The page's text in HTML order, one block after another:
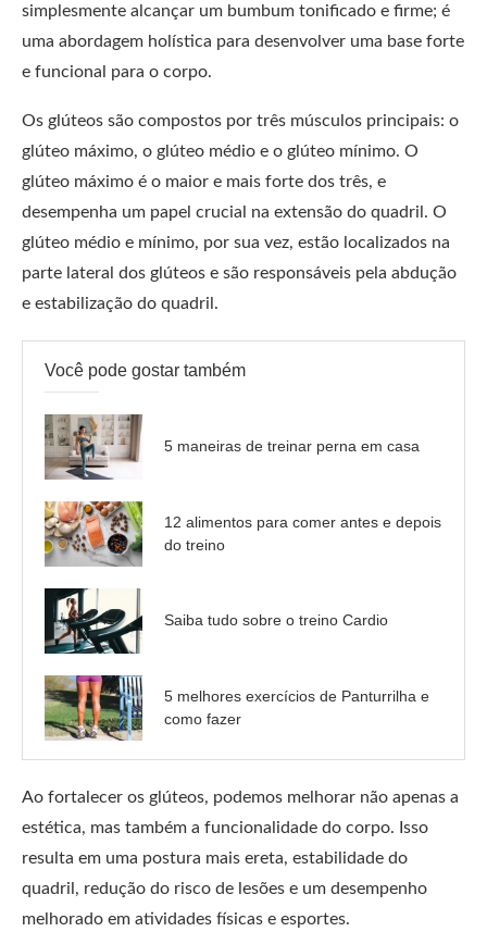
simplesmente alcançar um bumbum tonificado e firme; é
uma abordagem holística para desenvolver uma base forte
e funcional para o corpo.
Os glúteos são compostos por três músculos principais: o
glúteo máximo, o glúteo médio e o glúteo mínimo. O
glúteo máximo é o maior e mais forte dos três, e
desempenha um papel crucial na extensão do quadril. O
glúteo médio e mínimo, por sua vez, estão localizados na
parte lateral dos glúteos e são responsáveis pela abdução
e estabilização do quadril.
Você pode gostar também
5 maneiras de treinar perna em casa
12 alimentos para comer antes e depois
do treino
Saiba tudo sobre o treino Cardio
5 melhores exercícios de Panturrilha e
como fazer
Ao fortalecer os glúteos, podemos melhorar não apenas a
estética, mas também a funcionalidade do corpo. Isso
resulta em uma postura mais ereta, estabilidade do
quadril, redução do risco de lesões e um desempenho
melhorado em atividades físicas e esportes.